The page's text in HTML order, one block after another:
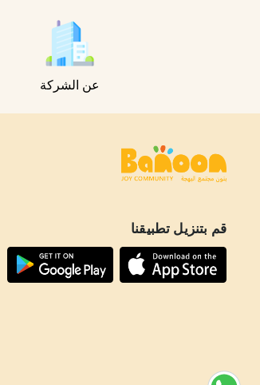
عن الشركة
قم بتنزيل تطبيقنا